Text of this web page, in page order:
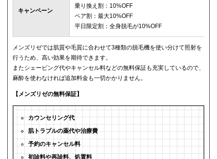
キャンペーン
乗り換え割：10%OFF
ペア割：最大10%OFF
平日限定割：全身脱毛が10%OFF
メンズリゼでは肌質や毛質に合わせて3種類の脱毛機を使い分けて照射を
行うため、高い効果を期待できます。
またシェービング代やキャンセル料などの無料保証も充実しているので、
麻酔を使わなければ追加料金も一切かかりません。
【メンズリゼの無料保証】
カウンセリング代
肌トラブルの薬代や治療費
予約のキャンセル料
初診料や再診料、処置料